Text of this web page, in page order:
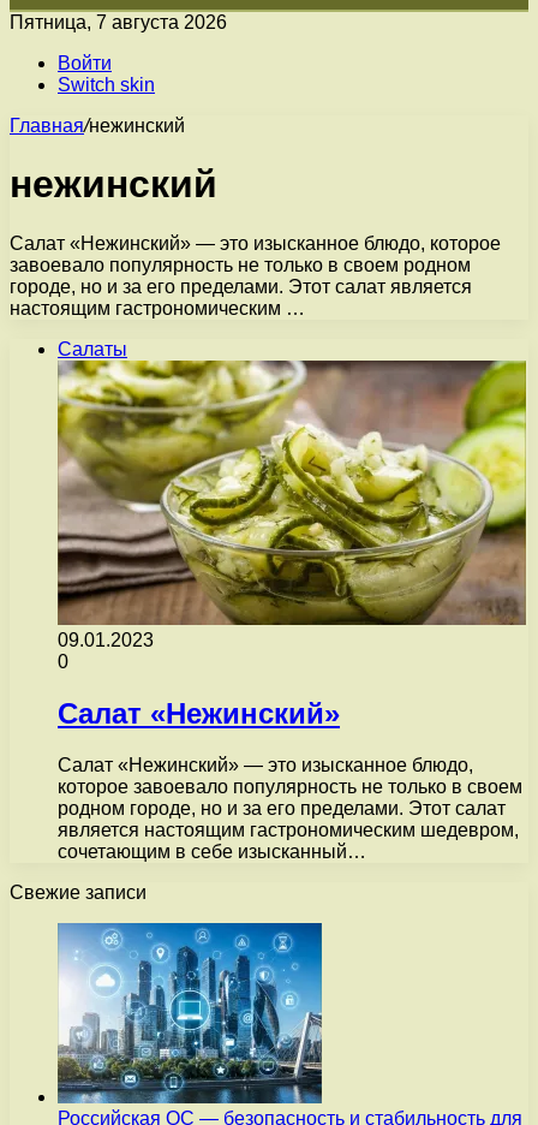
Пятница, 7 августа 2026
Войти
Switch skin
Главная/нежинский
нежинский
Салат «Нежинский» — это изысканное блюдо, которое
завоевало популярность не только в своем родном
городе, но и за его пределами. Этот салат является
настоящим гастрономическим …
Салаты
09.01.2023
0
Салат «Нежинский»
Салат «Нежинский» — это изысканное блюдо,
которое завоевало популярность не только в своем
родном городе, но и за его пределами. Этот салат
является настоящим гастрономическим шедевром,
сочетающим в себе изысканный…
Свежие записи
Российская ОС — безопасность и стабильность для